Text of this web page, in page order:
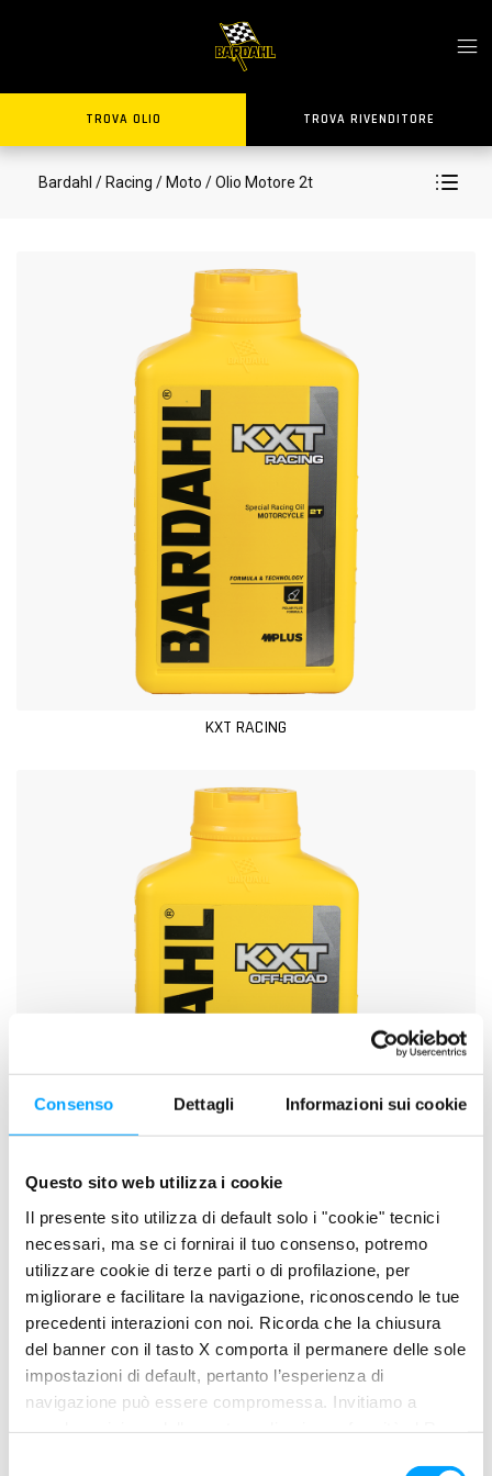
Consenso Dettagli Informazioni sui cookie
Questo sito web utilizza i cookie
Il presente sito utilizza di default solo i "cookie" tecnici
necessari, ma se ci fornirai il tuo consenso, potremo
utilizzare cookie di terze parti o di profilazione, per
migliorare e facilitare la navigazione, riconoscendo le tue
precedenti interazioni con noi. Ricorda che la chiusura
del banner con il tasto X comporta il permanere delle sole
impostazioni di default, pertanto l’esperienza di
navigazione può essere compromessa. Invitiamo a
TROVA OLIO TROVA RIVENDITORE
Bardahl / Racing / Moto / Olio Motore 2t
KXT RACING
KXT OFF ROAD